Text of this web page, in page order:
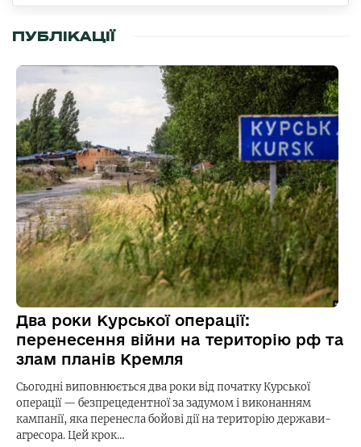
ПУБЛІКАЦІЇ
Два роки Курської операції:
перенесення війни на територію рф та
злам планів Кремля
Сьогодні виповнюється два роки від початку Курської
операції — безпрецедентної за задумом і виконанням
кампанії, яка перенесла бойові дії на територію держави-
агресора. Цей крок…